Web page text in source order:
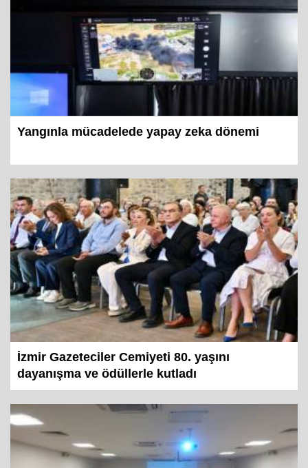
Yangınla mücadelede yapay zeka dönemi
İzmir Gazeteciler Cemiyeti 80. yaşını
dayanışma ve ödüllerle kutladı